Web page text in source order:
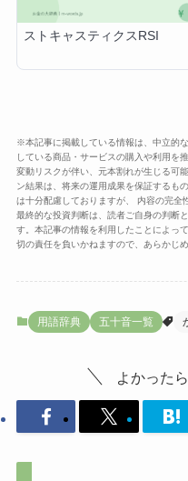
ストキャスティクスRSI
※本記事に掲載している情報は、中立的
している商品・サービスの購入や利用を
変動リスクが伴い、元本割れが生じる可
ン結果は、将来の運用成果を保証するも
は十分配慮しておりますが、 内容の完全
最終的な投資判断は、読者ご自身の判断
す。本記事の情報を利用したことによっ
切の責任を負いかねますので、あらかじ
用語辞典 五十音一覧
よかった